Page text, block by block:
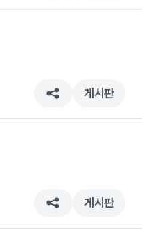
게시판
게시판